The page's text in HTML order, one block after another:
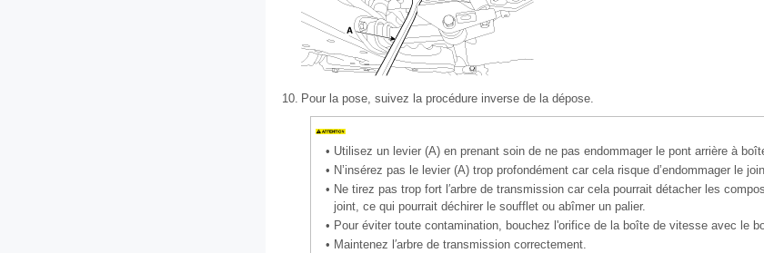
10. Pour la pose, suivez la procédure inverse de la dépose.
• Utilisez un levier (A) en prenant soin de ne pas endommager le pont arrière à
• N’insérez pas le levier (A) trop profondément car cela risque d’endommager le
• Ne tirez pas trop fort l′arbre de transmission car cela pourrait détacher les
joint, ce qui pourrait déchirer le soufflet ou abîmer un palier.
• Pour éviter toute contamination, bouchez l'orifice de la boîte de vitesse avec le
• Maintenez l′arbre de transmission correctement.